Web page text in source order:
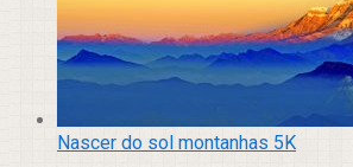
Nascer do sol montanhas 5K